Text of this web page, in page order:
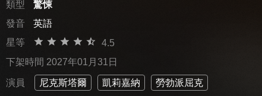
類型
驚悚
發音
英語
星等
4.5
下架時間 2027年01月31日
演員 尼克斯塔爾 凱莉嘉納 勞勃派屈克